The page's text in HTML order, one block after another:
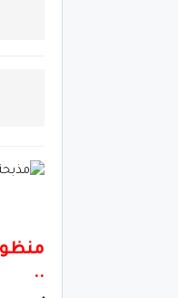
..